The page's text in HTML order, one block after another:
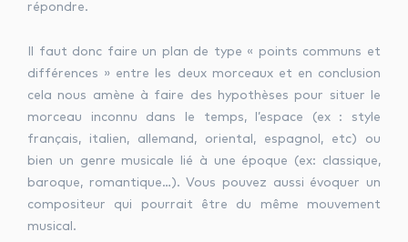
répondre.
Il faut donc faire un plan de type « points communs et
différences » entre les deux morceaux et en conclusion
cela nous amène à faire des hypothèses pour situer le
morceau inconnu dans le temps, l’espace (ex : style
français, italien, allemand, oriental, espagnol, etc) ou
bien un genre musicale lié à une époque (ex: classique,
baroque, romantique…). Vous pouvez aussi évoquer un
compositeur qui pourrait être du même mouvement
musical.